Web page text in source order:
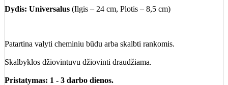
Dydis: Universalus (Ilgis – 24 cm, Plotis – 8,5 cm)
Patartina valyti cheminiu būdu arba skalbti rankomis.
Skalbyklos džiovintuvu džiovinti draudžiama.
Pristatymas: 1 - 3 darbo dienos.